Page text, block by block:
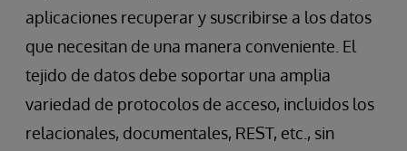
aplicaciones recuperar y suscribirse a los datos
que necesitan de una manera conveniente. El
tejido de datos debe soportar una amplia
variedad de protocolos de acceso, incluidos los
relacionales, documentales, REST, etc., sin